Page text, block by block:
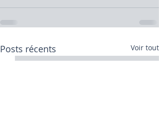
Posts récents Voir tout